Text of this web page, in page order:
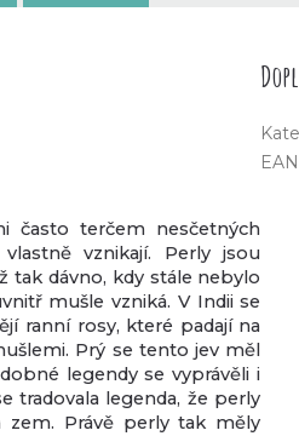
často terčem nesčetných
vznikají.
Perly jsou
dávno, kdy stále nebylo
mušle vzniká. V Indii se
ranní rosy, které padají na
Prý se tento jev měl
legendy se vyprávěli i
tradovala legenda, že perly
zem. Právě perly tak měly
EAN